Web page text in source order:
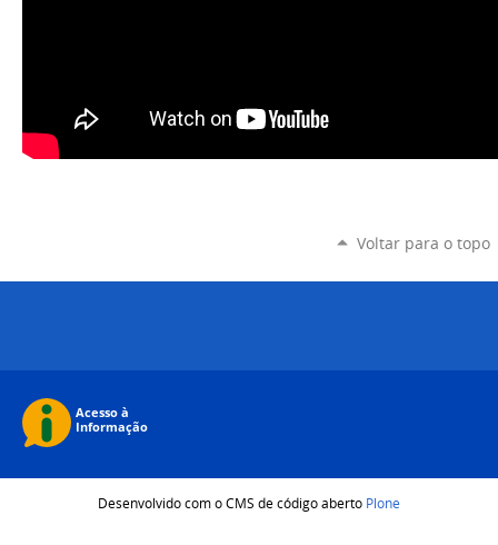
Voltar para o topo
Desenvolvido com o CMS de código aberto Plone